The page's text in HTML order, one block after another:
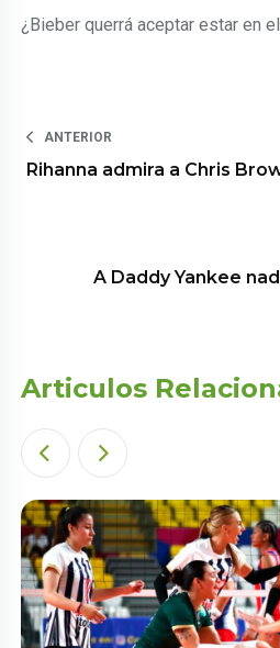
¿Bieber querrá aceptar estar en
ANTERIOR
Rihanna admira a Chris
A Daddy Yankee
Articulos